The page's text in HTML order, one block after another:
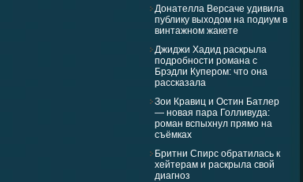
Донателла Версаче удивила
публику выходом на подиум в
винтажном жакете
Джиджи Хадид раскрыла
подробности романа с
Брэдли Купером: что она
рассказала
Зои Кравиц и Остин Батлер
— новая пара Голливуда:
роман вспыхнул прямо на
съёмках
Бритни Спирс обратилась к
хейтерам и раскрыла свой
диагноз